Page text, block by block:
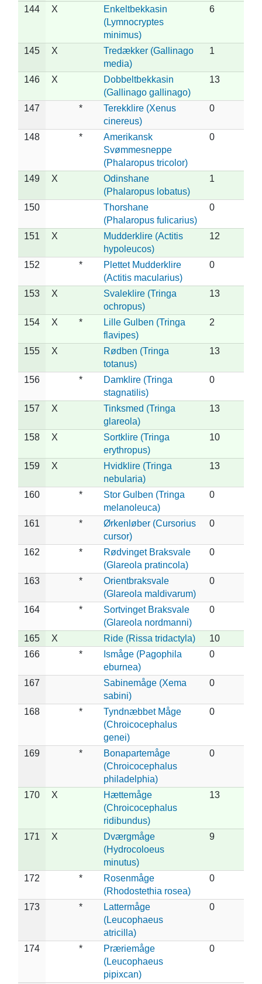
144 X
Enkeltbekkasin
(Lymnocryptes
minimus)
6
145 X
Tredækker (Gallinago
media)
1
146 X
Dobbeltbekkasin
(Gallinago gallinago)
13
147 *
Terekklire (Xenus
cinereus)
0
148 *
Amerikansk
Svømmesneppe
(Phalaropus tricolor)
0
149 X
Odinshane
(Phalaropus lobatus)
1
150
Thorshane
(Phalaropus fulicarius)
0
151 X
Mudderklire (Actitis
hypoleucos)
12
152 *
Plettet Mudderklire
(Actitis macularius)
0
153 X
Svaleklire (Tringa
ochropus)
13
154 X *
Lille Gulben (Tringa
flavipes)
2
155 X
Rødben (Tringa
totanus)
13
156 *
Damklire (Tringa
stagnatilis)
0
157 X
Tinksmed (Tringa
glareola)
13
158 X
Sortklire (Tringa
erythropus)
10
159 X
Hvidklire (Tringa
nebularia)
13
160 *
Stor Gulben (Tringa
melanoleuca)
0
161 *
Ørkenløber (Cursorius
cursor)
0
162 *
Rødvinget Braksvale
(Glareola pratincola)
0
163 *
Orientbraksvale
(Glareola maldivarum)
0
164 *
Sortvinget Braksvale
(Glareola nordmanni)
0
165 X Ride (Rissa tridactyla)
10
166
*
Ismåge (Pagophila
eburnea)
0
167
Sabinemåge (Xema
sabini)
0
168 *
Tyndnæbbet Måge
(Chroicocephalus
genei)
0
169 *
Bonapartemåge
(Chroicocephalus
philadelphia)
0
170 X
Hættemåge
(Chroicocephalus
ridibundus)
13
171 X
Dværgmåge
(Hydrocoloeus
minutus)
9
172 *
Rosenmåge
(Rhodostethia rosea)
0
173 *
Lattermåge
(Leucophaeus
atricilla)
0
174 *
Præriemåge
(Leucophaeus
pipixcan)
0